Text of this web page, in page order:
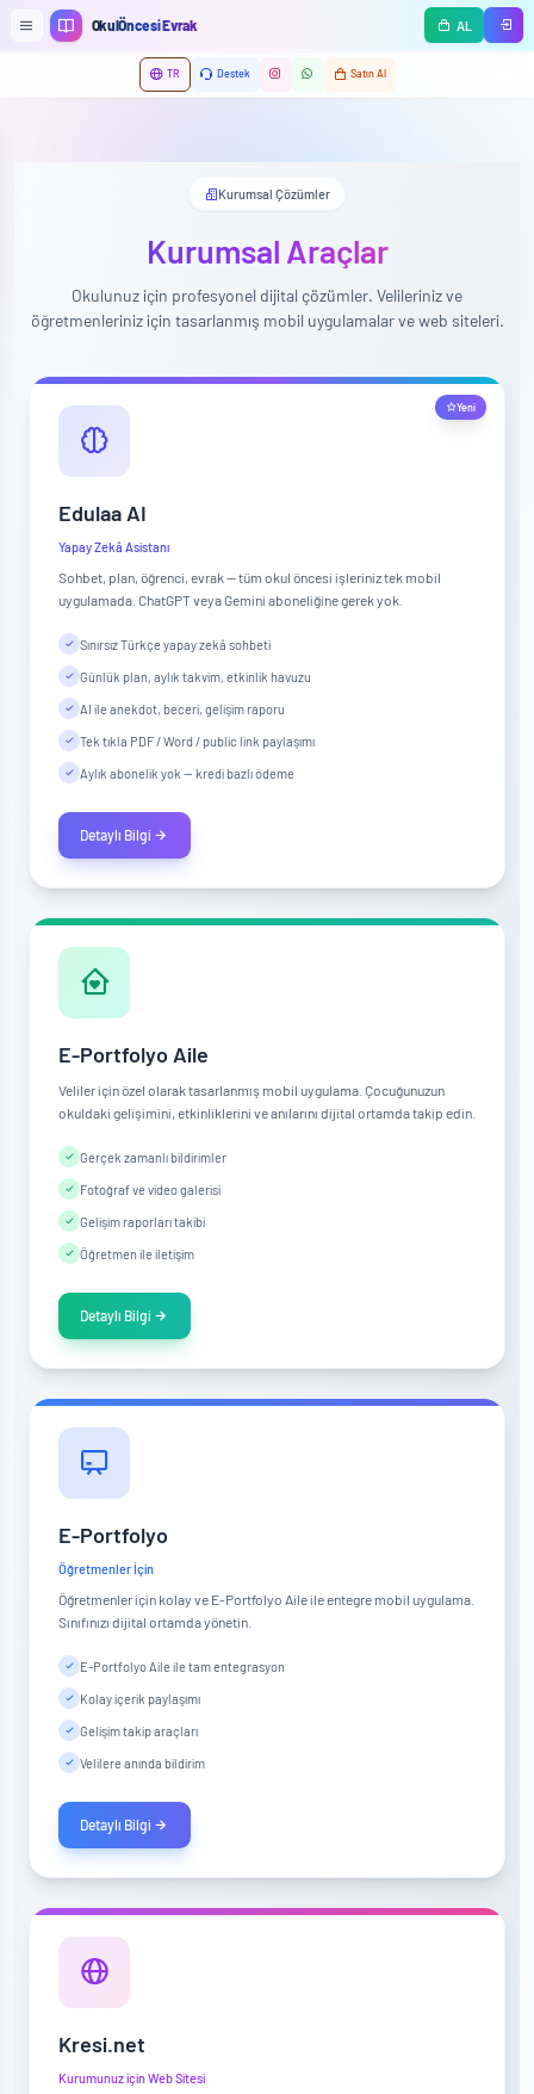
Ana içeriğe geçOkulÖncesi Evrak AL
TR Destek Satın Al
Kurumsal Çözümler
Kurumsal Araçlar
Okulunuz için profesyonel dijital çözümler. Velileriniz ve
öğretmenleriniz için tasarlanmış mobil uygulamalar ve web siteleri.
Yeni
Edulaa AI
Yapay Zekâ Asistanı
Sohbet, plan, öğrenci, evrak — tüm okul öncesi işleriniz tek mobil
uygulamada. ChatGPT veya Gemini aboneliğine gerek yok.
Sınırsız Türkçe yapay zekâ sohbeti
Günlük plan, aylık takvim, etkinlik havuzu
AI ile anekdot, beceri, gelişim raporu
Tek tıkla PDF / Word / public link paylaşımı
Aylık abonelik yok — kredi bazlı ödeme
Detaylı Bilgi
E-Portfolyo Aile
Veliler için özel olarak tasarlanmış mobil uygulama. Çocuğunuzun
okuldaki gelişimini, etkinliklerini ve anılarını dijital ortamda takip edin.
Gerçek zamanlı bildirimler
Fotoğraf ve video galerisi
Gelişim raporları takibi
Öğretmen ile iletişim
Detaylı Bilgi
E-Portfolyo
Öğretmenler İçin
Öğretmenler için kolay ve E-Portfolyo Aile ile entegre mobil uygulama.
Sınıfınızı dijital ortamda yönetin.
E-Portfolyo Aile ile tam entegrasyon
Kolay içerik paylaşımı
Gelişim takip araçları
Velilere anında bildirim
Detaylı Bilgi
Kresi.net
Kurumunuz için Web Sitesi